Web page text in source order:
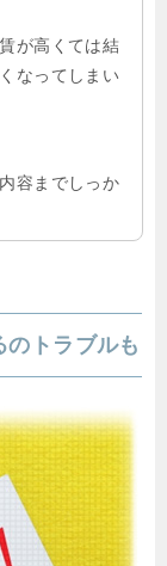
が高くては結
なってしまい
容までしっか
トラブルも